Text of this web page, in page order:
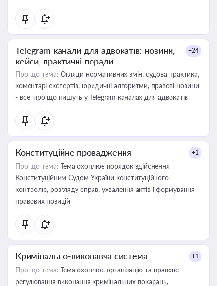
Telegram канали для адвокатів: новини,
кейси, практичні поради
+24
Про що тема: Огляди нормативних змін, судова практика,
коментарі експертів, юридичні алгоритми, правові новини
- все, про що пишуть у Telegram каналах для адвокатів
Конституційне провадження +1
Про що тема: Тема охоплює порядок здійснення
Конституційним Судом України конституційного
контролю, розгляду справ, ухвалення актів і формування
правових позицій
Кримінально-виконавча система +1
Про що тема: Тема охоплює організацію та правове
регулювання виконання кримінальних покарань,